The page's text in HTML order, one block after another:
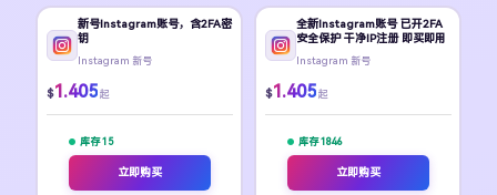
新号Instagram账号，含2FA密
钥
Instagram 新号
$1.405 起
库存 15
立即购买
全新Instagram账号 已开2FA
安全保护 干净IP注册 即买即用
Instagram 新号
$1.405 起
库存 1846
立即购买